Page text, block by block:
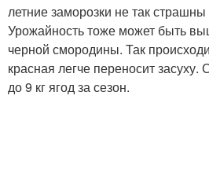
летние заморозки не так
Урожайность тоже может быть
черной смородины. Так
красная легче переносит засуху.
до 9 кг ягод за сезон.